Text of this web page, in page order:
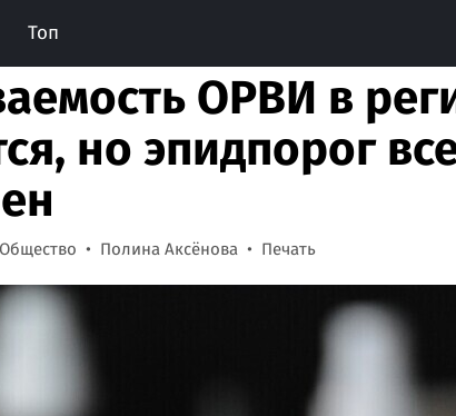
Топ
ОРВИ в
но эпидпорог
Общество Полина Аксёнова Печать